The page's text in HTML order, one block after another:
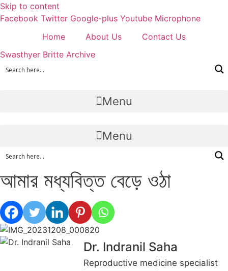
Skip to content
Facebook Twitter Google-plus Youtube Microphone
Home
About Us
Contact Us
Swasthyer Britte Archive
Menu
Menu
আমার মধ্যবিত্ত বেড়ে ওঠা
Dr. Indranil Saha
Reproductive medicine specialist